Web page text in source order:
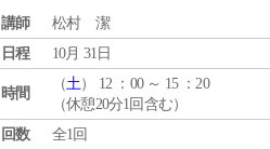
講師
松村 潔
日程
10月 31日
時間
（土） 12 ：00 ～ 15 ：20
（休憩20分1回含む）
回数
全1回